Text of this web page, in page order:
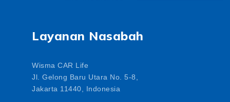
Layanan Nasabah
Wisma CAR Life
Jl. Gelong Baru Utara No. 5-8,
Jakarta 11440, Indonesia